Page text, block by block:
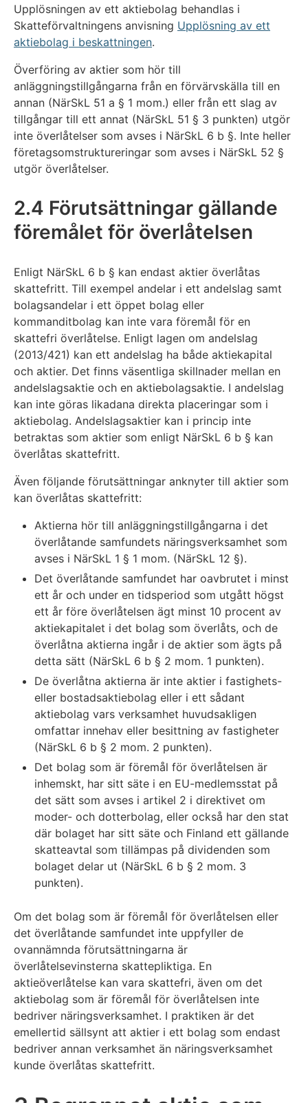
Upplösningen av ett aktiebolag behandlas i
Skatteförvaltningens anvisning Upplösning av ett
aktiebolag i beskattningen.
Överföring av aktier som hör till
anläggningstillgångarna från en förvärvskälla till en
annan (NärSkL 51 a § 1 mom.) eller från ett slag av
tillgångar till ett annat (NärSkL 51 § 3 punkten) utgör
inte överlåtelser som avses i NärSkL 6 b §. Inte heller
företagsomstruktureringar som avses i NärSkL 52 §
utgör överlåtelser.
2.4 Förutsättningar gällande
föremålet för överlåtelsen
Enligt NärSkL 6 b § kan endast aktier överlåtas
skattefritt. Till exempel andelar i ett andelslag samt
bolagsandelar i ett öppet bolag eller
kommanditbolag kan inte vara föremål för en
skattefri överlåtelse. Enligt lagen om andelslag
(2013/421) kan ett andelslag ha både aktiekapital
och aktier. Det finns väsentliga skillnader mellan en
andelslagsaktie och en aktiebolagsaktie. I andelslag
kan inte göras likadana direkta placeringar som i
aktiebolag. Andelslagsaktier kan i princip inte
betraktas som aktier som enligt NärSkL 6 b § kan
överlåtas skattefritt.
Även följande förutsättningar anknyter till aktier som
kan överlåtas skattefritt:
Aktierna hör till anläggningstillgångarna i det
överlåtande samfundets näringsverksamhet som
avses i NärSkL 1 § 1 mom. (NärSkL 12 §).
Det överlåtande samfundet har oavbrutet i minst
ett år och under en tidsperiod som utgått högst
ett år före överlåtelsen ägt minst 10 procent av
aktiekapitalet i det bolag som överlåts, och de
överlåtna aktierna ingår i de aktier som ägts på
detta sätt (NärSkL 6 b § 2 mom. 1 punkten).
De överlåtna aktierna är inte aktier i fastighets-
eller bostadsaktiebolag eller i ett sådant
aktiebolag vars verksamhet huvudsakligen
omfattar innehav eller besittning av fastigheter
(NärSkL 6 b § 2 mom. 2 punkten).
Det bolag som är föremål för överlåtelsen är
inhemskt, har sitt säte i en EU-medlemsstat på
det sätt som avses i artikel 2 i direktivet om
moder- och dotterbolag, eller också har den stat
där bolaget har sitt säte och Finland ett gällande
skatteavtal som tillämpas på dividenden som
bolaget delar ut (NärSkL 6 b § 2 mom. 3
punkten).
Om det bolag som är föremål för överlåtelsen eller
det överlåtande samfundet inte uppfyller de
ovannämnda förutsättningarna är
överlåtelsevinsterna skattepliktiga. En
aktieöverlåtelse kan vara skattefri, även om det
aktiebolag som är föremål för överlåtelsen inte
bedriver näringsverksamhet. I praktiken är det
emellertid sällsynt att aktier i ett bolag som endast
bedriver annan verksamhet än näringsverksamhet
kunde överlåtas skattefritt.